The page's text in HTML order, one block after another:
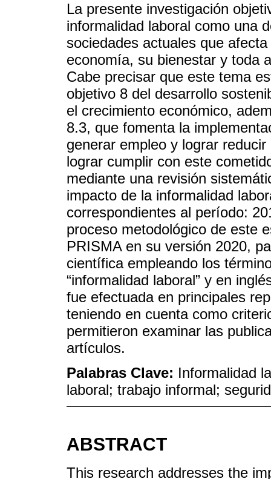
La presente investigación
informalidad laboral como una
sociedades actuales que
economía, su bienestar y toda
Cabe precisar que este tema
objetivo 8 del desarrollo
el crecimiento económico,
8.3, que fomenta la
generar empleo y lograr
lograr cumplir con este
mediante una revisión
impacto de la informalidad
correspondientes al período:
proceso metodológico de este
PRISMA en su versión 2020,
científica empleando los
“informalidad laboral” y en
fue efectuada en principales
teniendo en cuenta como
permitieron examinar las
artículos.
Palabras Clave: Informalidad
laboral; trabajo informal;
ABSTRACT
This research addresses the